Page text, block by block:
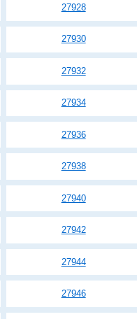
27928
27930
27932
27934
27936
27938
27940
27942
27944
27946